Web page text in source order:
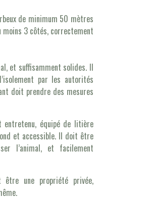
de minimum 50 mètres
moins 3 côtés, correctement
et suffisamment solides. Il
par les autorités
doit prendre des mesures
entretenu, équipé de litière
et accessible. Il doit être
l’animal, et facilement
une propriété privée,